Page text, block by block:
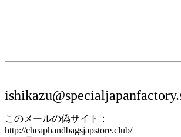
このメールの偽サイト：
http://cheaphandbagsjapstore.club/